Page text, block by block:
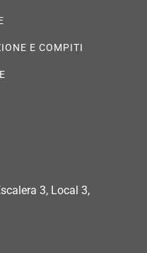
E COMPITI
3, Local 3,